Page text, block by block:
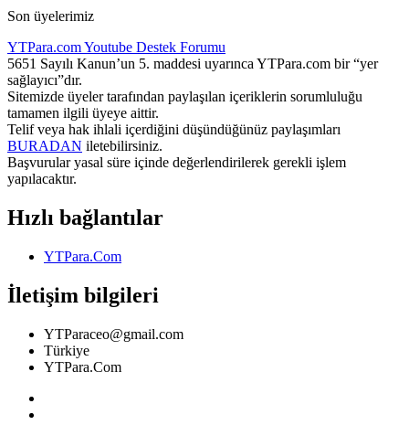
Son üyelerimiz
YTPara.comYoutube Destek Forumu
5651 Sayılı Kanun’un 5. maddesi uyarınca YTPara.com bir “yer
sağlayıcı”dır.
Sitemizde üyeler tarafından paylaşılan içeriklerin sorumluluğu
tamamen ilgili üyeye aittir.
Telif veya hak ihlali içerdiğini düşündüğünüz paylaşımları
BURADAN iletebilirsiniz.
Başvurular yasal süre içinde değerlendirilerek gerekli işlem
yapılacaktır.
Hızlı bağlantılar
YTPara.Com
İletişim bilgileri
YTParaceo@gmail.com
Türkiye
YTPara.Com